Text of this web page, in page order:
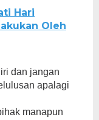
Hari
Oleh
dan jangan
apalagi
manapun